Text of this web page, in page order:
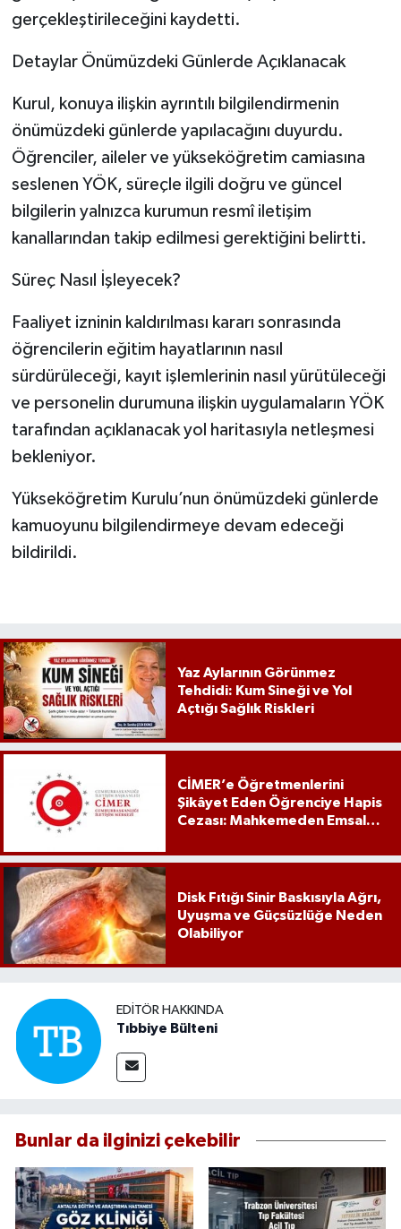
gerçekleştirileceğini kaydetti.
Detaylar Önümüzdeki Günlerde Açıklanacak
Kurul, konuya ilişkin ayrıntılı bilgilendirmenin
önümüzdeki günlerde yapılacağını duyurdu.
Öğrenciler, aileler ve yükseköğretim camiasına
seslenen YÖK, süreçle ilgili doğru ve güncel
bilgilerin yalnızca kurumun resmî iletişim
kanallarından takip edilmesi gerektiğini belirtti.
Süreç Nasıl İşleyecek?
Faaliyet izninin kaldırılması kararı sonrasında
öğrencilerin eğitim hayatlarının nasıl
sürdürüleceği, kayıt işlemlerinin nasıl yürütüleceği
ve personelin durumuna ilişkin uygulamaların YÖK
tarafından açıklanacak yol haritasıyla netleşmesi
bekleniyor.
Yükseköğretim Kurulu’nun önümüzdeki günlerde
kamuoyunu bilgilendirmeye devam edeceği
bildirildi.
Yaz Aylarının Görünmez
Tehdidi: Kum Sineği ve Yol
Açtığı Sağlık Riskleri
CİMER’e Öğretmenlerini
Şikâyet Eden Öğrenciye Hapis
Cezası: Mahkemeden Emsal
Disk Fıtığı Sinir Baskısıyla Ağrı,
Uyuşma ve Güçsüzlüğe Neden
Olabiliyor
EDITÖR HAKKINDA
Tıbbiye Bülteni
Bunlar da ilginizi çekebilir